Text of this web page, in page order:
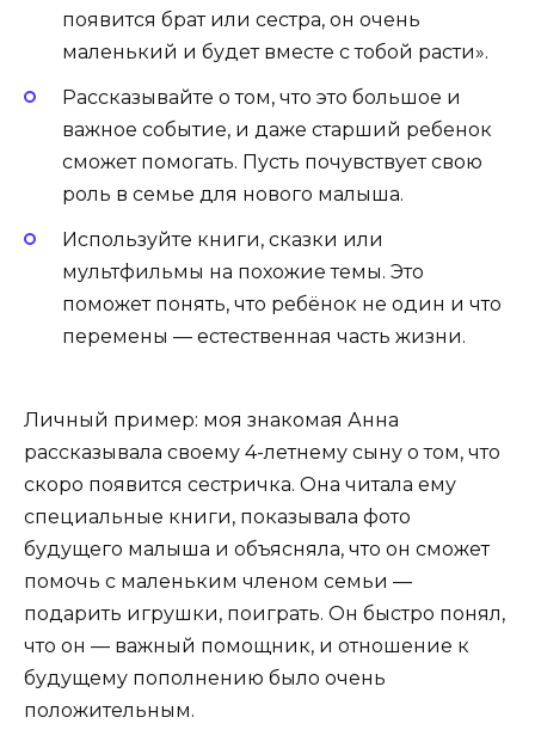
появится брат или сестра, он очень
маленький и будет вместе с тобой расти».
Рассказывайте о том, что это большое и
важное событие, и даже старший ребенок
сможет помогать. Пусть почувствует свою
роль в семье для нового малыша.
Используйте книги, сказки или
мультфильмы на похожие темы. Это
поможет понять, что ребёнок не один и что
перемены — естественная часть жизни.
Личный пример: моя знакомая Анна
рассказывала своему 4-летнему сыну о том, что
скоро появится сестричка. Она читала ему
специальные книги, показывала фото
будущего малыша и объясняла, что он сможет
помочь с маленьким членом семьи —
подарить игрушки, поиграть. Он быстро понял,
что он — важный помощник, и отношение к
будущему пополнению было очень
положительным.